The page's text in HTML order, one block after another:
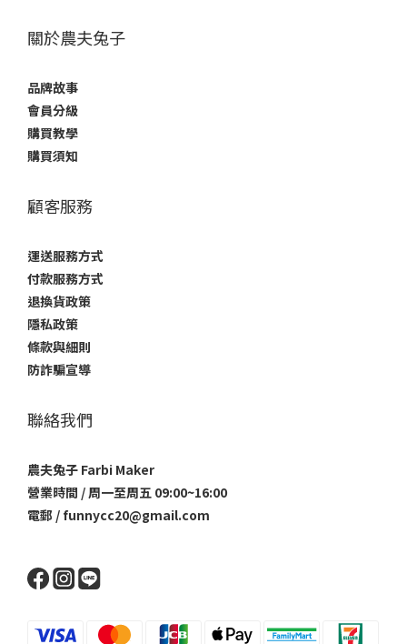
關於農夫兔子
品牌故事
會員分級
購買教學
購買須知
顧客服務
運送服務方式
付款服務方式
退換貨政策
隱私政策
條款與細則
防詐騙宣導
聯絡我們
農夫兔子 Farbi Maker
營業時間 / 周一至周五 09:00~16:00
電郵 / funnycc20@gmail.com